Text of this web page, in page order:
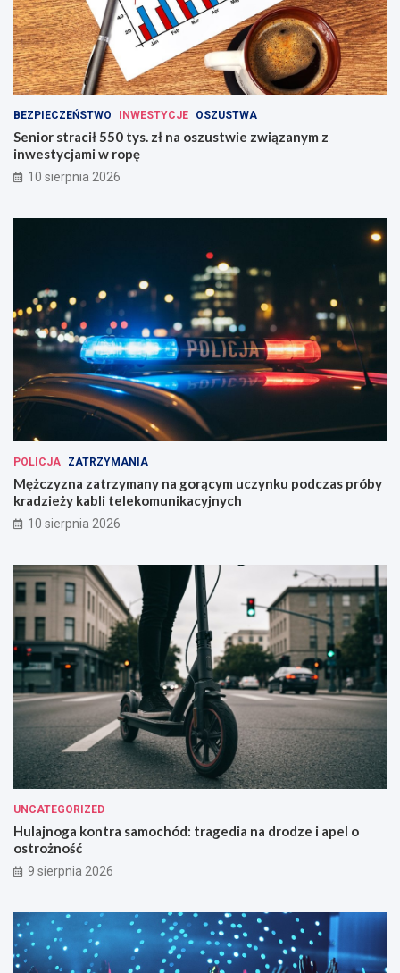
BEZPIECZEŃSTWO INWESTYCJE OSZUSTWA
Senior stracił 550 tys. zł na oszustwie związanym z
inwestycjami w ropę
10 sierpnia 2026
POLICJA ZATRZYMANIA
Mężczyzna zatrzymany na gorącym uczynku podczas próby
kradzieży kabli telekomunikacyjnych
10 sierpnia 2026
UNCATEGORIZED
Hulajnoga kontra samochód: tragedia na drodze i apel o
ostrożność
9 sierpnia 2026